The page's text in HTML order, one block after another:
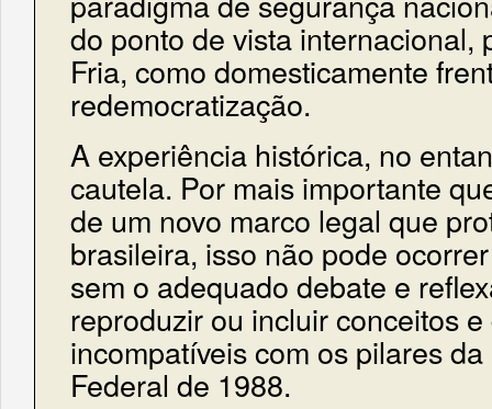
do ponto de vista internacional,
Fria, como domesticamente
redemocratização.
A experiência histórica, no
cautela. Por mais importante
de um novo marco legal que
brasileira, isso não pode
sem o adequado debate e
reproduzir ou incluir conceitos
incompatíveis com os pilares
Federal de 1988.